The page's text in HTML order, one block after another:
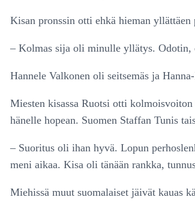
Kisan pronssin otti ehkä hieman
– Kolmas sija oli minulle yllätys. Odotin,
Hannele Valkonen oli seitsemäs ja
Miesten kisassa Ruotsi otti
hänelle hopean. Suomen Staffan Tunis
– Suoritus oli ihan hyvä. Lopun
meni aikaa. Kisa oli tänään rankka,
Miehissä muut suomalaiset jäivät kauas